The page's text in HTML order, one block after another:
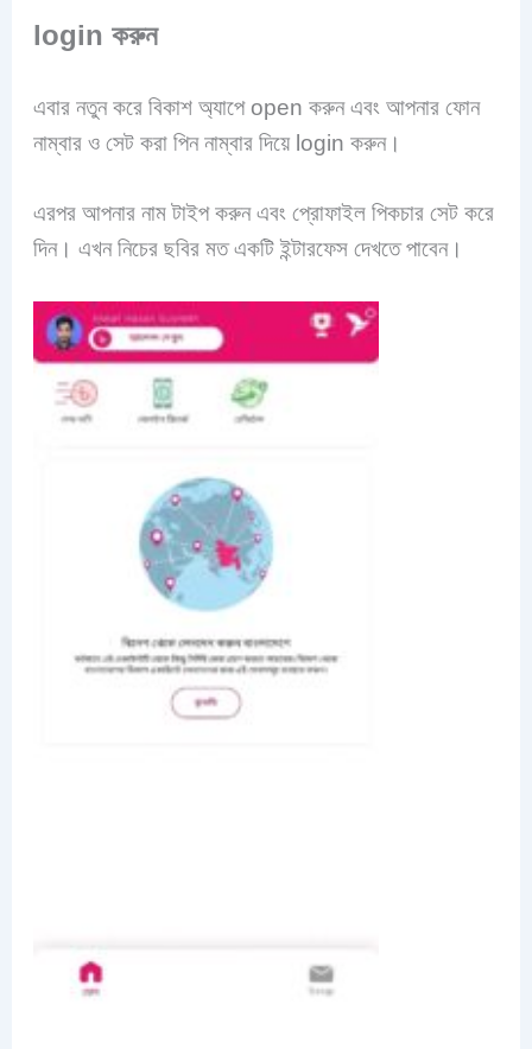
login করুন
এবার নতুন করে বিকাশ অ্যাপে open করুন এবং আপনার ফোন
নাম্বার ও সেট করা পিন নাম্বার দিয়ে login করুন।
এরপর আপনার নাম টাইপ করুন এবং প্রোফাইল পিকচার সেট করে
দিন। এখন নিচের ছবির মত একটি ইন্টারফেস দেখতে পাবেন।